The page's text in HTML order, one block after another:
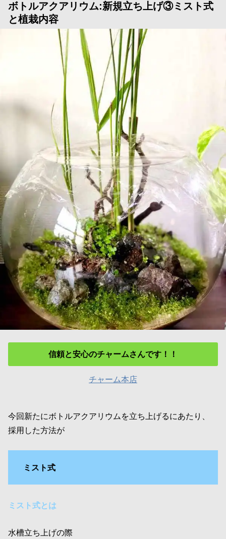
ボトルアクアリウム:新規立ち上げ③ミスト式
と植栽内容
信頼と安心のチャームさんです！！
チャーム本店
今回新たにボトルアクアリウムを立ち上げるにあたり、
採用した方法が
ミスト式
ミスト式とは
水槽立ち上げの際